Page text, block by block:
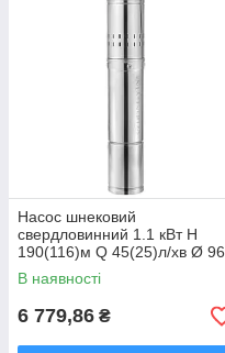
Насос шнековий
свердловинний 1.1 кВт H
190(116)м Q 45(25)л/хв Ø 96
мм (нерж) AQUATICA
(DONGYIN) 4QGD1.5-120-1.1
В наявності
6 779,86 ₴